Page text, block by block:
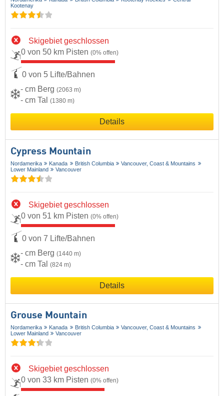
Kootenay
Skigebiet geschlossen
0 von 50 km Pisten (0% offen)
0 von 5 Lifte/Bahnen
- cm Berg (2063 m)
- cm Tal (1380 m)
Details
Cypress Mountain
Nordamerika Kanada British Columbia
Vancouver, Coast & Mountains
Lower Mainland
Vancouver
Skigebiet geschlossen
0 von 51 km Pisten (0% offen)
0 von 7 Lifte/Bahnen
- cm Berg (1440 m)
- cm Tal (824 m)
Details
Grouse Mountain
Nordamerika Kanada British Columbia
Vancouver, Coast & Mountains
Lower Mainland
Vancouver
Skigebiet geschlossen
0 von 33 km Pisten (0% offen)